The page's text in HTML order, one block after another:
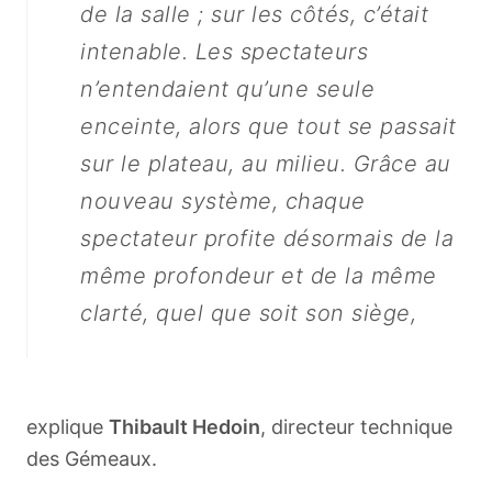
de la salle ; sur les côtés, c’était
intenable. Les spectateurs
n’entendaient qu’une seule
enceinte, alors que tout se passait
sur le plateau, au milieu. Grâce au
nouveau système, chaque
spectateur profite désormais de la
même profondeur et de la même
clarté, quel que soit son siège,
explique Thibault Hedoin, directeur technique
des Gémeaux.